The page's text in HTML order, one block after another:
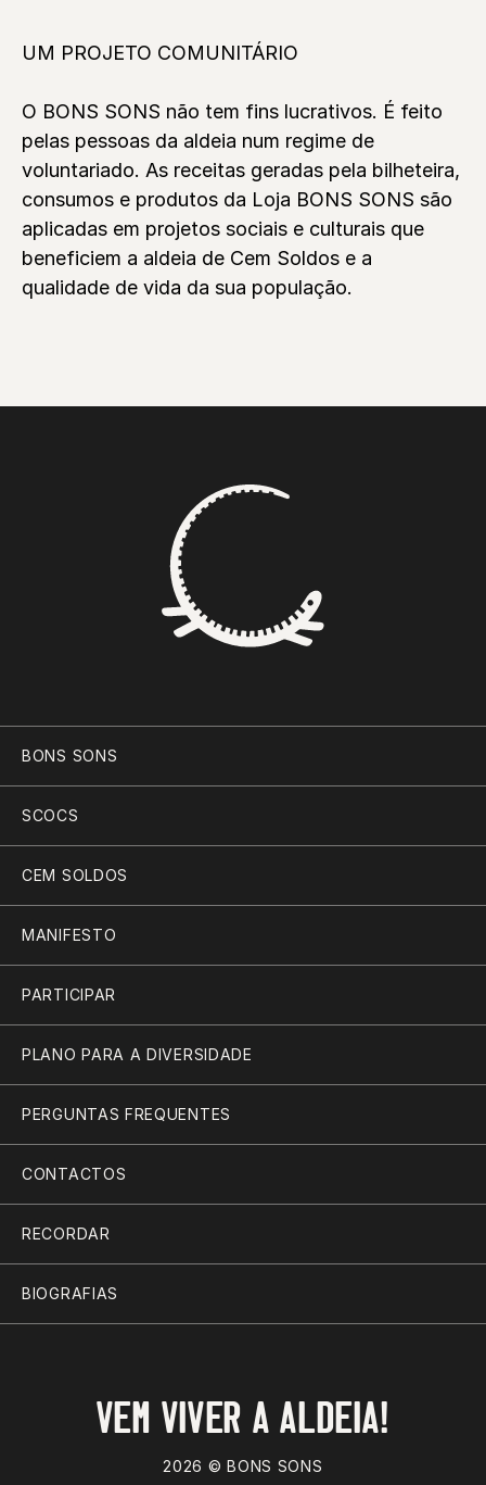
UM PROJETO COMUNITÁRIO
O BONS SONS não tem fins lucrativos. É feito
pelas pessoas da aldeia num regime de
voluntariado. As receitas geradas pela bilheteira,
consumos e produtos da Loja BONS SONS são
aplicadas em projetos sociais e culturais que
beneficiem a aldeia de Cem Soldos e a
qualidade de vida da sua população.
VEM VIVER A ALDEIA!
2026 © BONS SONS
BONS SONS
SCOCS
CEM SOLDOS
MANIFESTO
PARTICIPAR
PLANO PARA A DIVERSIDADE
PERGUNTAS FREQUENTES
CONTACTOS
RECORDAR
BIOGRAFIAS